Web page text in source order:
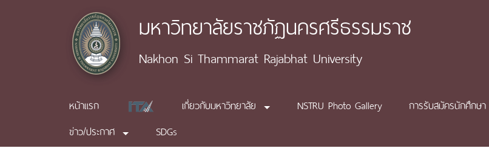
มหาวิทยาลัยราชภัฏนครศรีธรรมราช
Nakhon Si Thammarat Rajabhat University
หน้าแรก เกี่ยวกับมหาวิทยาลัย NSTRU Photo Gallery การรับสมัครนักศึกษา
ข่าว/ประกาศ
SDGs